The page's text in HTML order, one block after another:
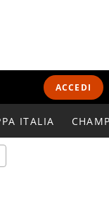
ACCEDI
ITALIA